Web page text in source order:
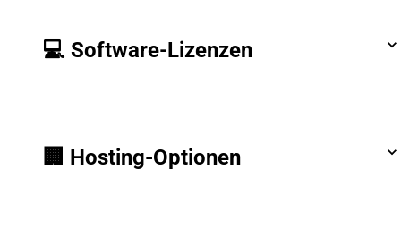
💻 Software-Lizenzen
🏢 Hosting-Optionen